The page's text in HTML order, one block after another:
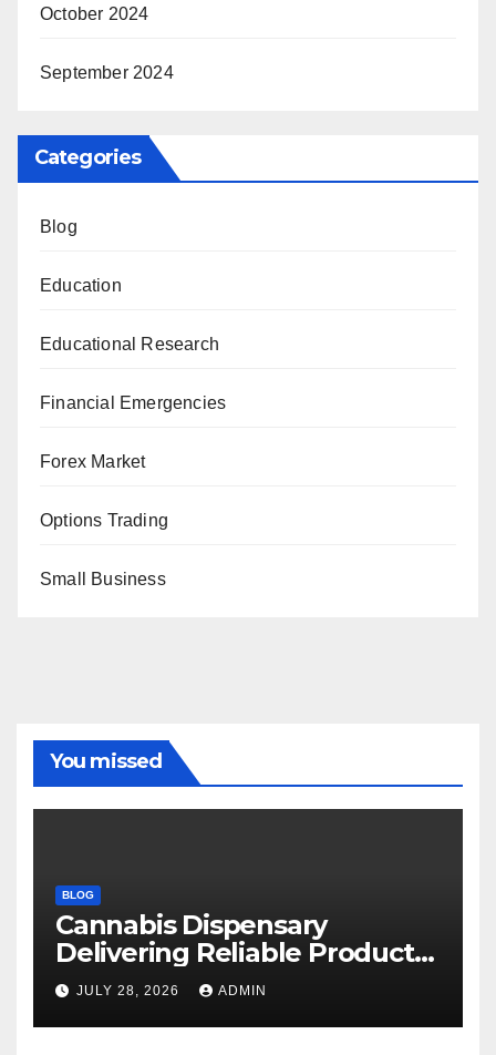
October 2024
September 2024
Categories
Blog
Education
Educational Research
Financial Emergencies
Forex Market
Options Trading
Small Business
You missed
BLOG
Cannabis Dispensary
Delivering Reliable Products
Every Time
JULY 28, 2026 ADMIN